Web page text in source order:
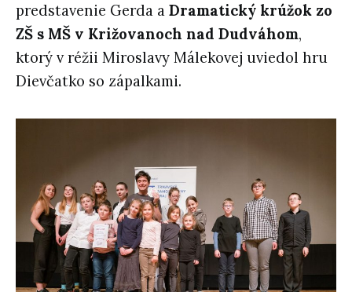
predstavenie Gerda a Dramatický krúžok zo
ZŠ s MŠ v Križovanoch nad Dudváhom,
ktorý v réžii Miroslavy Málekovej uviedol hru
Dievčatko so zápalkami.